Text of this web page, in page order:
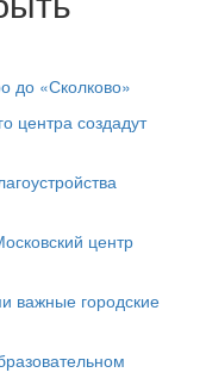
до «Сколково»
центра создадут
центр
важные городские